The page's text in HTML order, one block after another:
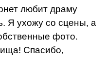
любит драму
Я ухожу со сцены, а
фото.
Спасибо,